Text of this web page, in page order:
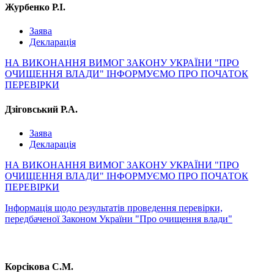
Журбенко Р.І.
Заява
Декларація
НА ВИКОНАННЯ ВИМОГ ЗАКОНУ УКРАЇНИ "ПРО
ОЧИЩЕННЯ ВЛАДИ" ІНФОРМУЄМО ПРО ПОЧАТОК
ПЕРЕВІРКИ
Дзіговський Р.А.
Заява
Декларація
НА ВИКОНАННЯ ВИМОГ ЗАКОНУ УКРАЇНИ "ПРО
ОЧИЩЕННЯ ВЛАДИ" ІНФОРМУЄМО ПРО ПОЧАТОК
ПЕРЕВІРКИ
Інформація щодо результатів проведення перевірки,
передбаченої Законом України "Про очищення влади"
Корсікова С.М.